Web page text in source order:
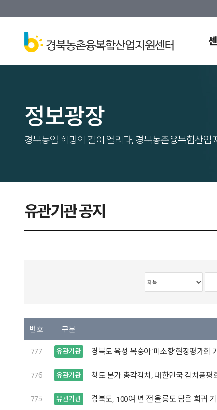
정보광장
경북농업 희망의 길이 열리다, 경북농촌융복합산업
유관기관 공지
번호 구분
777 유관기관 경북도 육성 복숭아‘미소향’현장평가회
776 유관기관 청도 본가 총각김치, 대한민국 김치품평
775 유관기관 경북도, 100여 년 전 울릉도 담은 희귀